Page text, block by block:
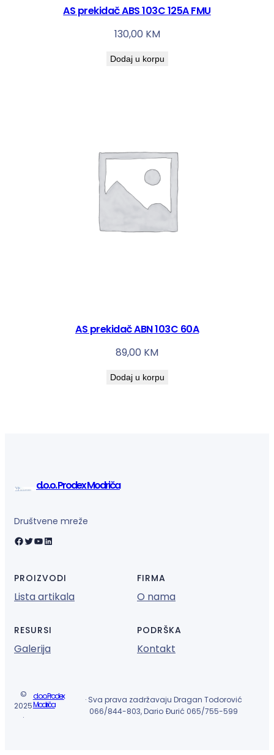
AS prekidač ABS 103C 125A FMU
130,00 KM
Dodaj u korpu
AS prekidač ABN 103C 60A
89,00 KM
Dodaj u korpu
d.o.o. Prodex Modriča
Društvene mreže
Facebook Twitter YouTube LinkedIn
PROIZVODI
Lista artikala
FIRMA
O nama
RESURSI
Galerija
PODRŠKA
Kontakt
©
2025
·
d.o.o. Prodex
Modriča
· Sva prava zadržavaju Dragan Todorović
066/844-803, Dario Đurić 065/755-599